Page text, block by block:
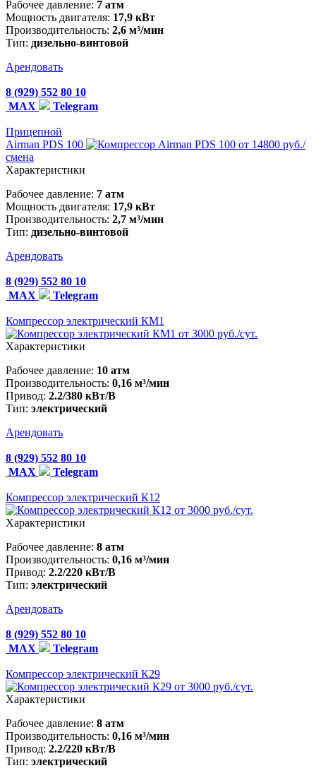
Рабочее давление: 7 атм
Мощность двигателя: 17,9 кВт
Производительность: 2,6 м³/мин
Тип: дизельно-винтовой
Арендовать
8 (929) 552 80 10
MAX
Telegram
Прицепной
Airman PDS 100
от 14800 руб./
смена
Характеристики
Рабочее давление: 7 атм
Мощность двигателя: 17,9 кВт
Производительность: 2,7 м³/мин
Тип: дизельно-винтовой
Арендовать
8 (929) 552 80 10
MAX
Telegram
Компрессор электрический КМ1
от 3000 руб./сут.
Характеристики
Рабочее давление: 10 атм
Производительность: 0,16 м³/мин
Привод: 2.2/380 кВт/В
Тип: электрический
Арендовать
8 (929) 552 80 10
MAX
Telegram
Компрессор электрический К12
от 3000 руб./сут.
Характеристики
Рабочее давление: 8 атм
Производительность: 0,16 м³/мин
Привод: 2.2/220 кВт/В
Тип: электрический
Арендовать
8 (929) 552 80 10
MAX
Telegram
Компрессор электрический К29
от 3000 руб./сут.
Характеристики
Рабочее давление: 8 атм
Производительность: 0,16 м³/мин
Привод: 2.2/220 кВт/В
Тип: электрический